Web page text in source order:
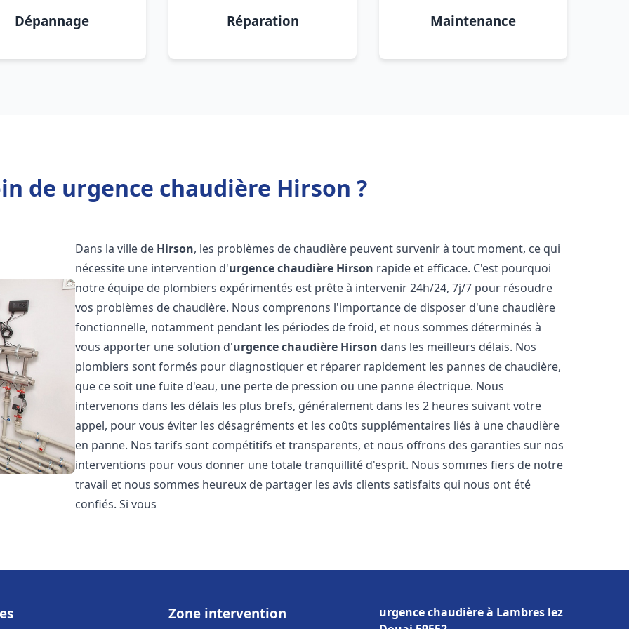
Dépannage Réparation Maintenance
de urgence chaudière Hirson ?
Dans la ville de Hirson, les problèmes de chaudière peuvent survenir à tout moment, ce qui
nécessite une intervention d'urgence chaudière Hirson rapide et efficace. C'est pourquoi
notre équipe de plombiers expérimentés est prête à intervenir 24h/24, 7j/7 pour résoudre
vos problèmes de chaudière. Nous comprenons l'importance de disposer d'une chaudière
fonctionnelle, notamment pendant les périodes de froid, et nous sommes déterminés à
vous apporter une solution d'urgence chaudière Hirson dans les meilleurs délais. Nos
plombiers sont formés pour diagnostiquer et réparer rapidement les pannes de chaudière,
que ce soit une fuite d'eau, une perte de pression ou une panne électrique. Nous
intervenons dans les délais les plus brefs, généralement dans les 2 heures suivant votre
appel, pour vous éviter les désagréments et les coûts supplémentaires liés à une chaudière
en panne. Nos tarifs sont compétitifs et transparents, et nous offrons des garanties sur nos
interventions pour vous donner une totale tranquillité d'esprit. Nous sommes fiers de notre
travail et nous sommes heureux de partager les avis clients satisfaits qui nous ont été
confiés. Si vous
Zone intervention
urgence chaudière à Lambres lez